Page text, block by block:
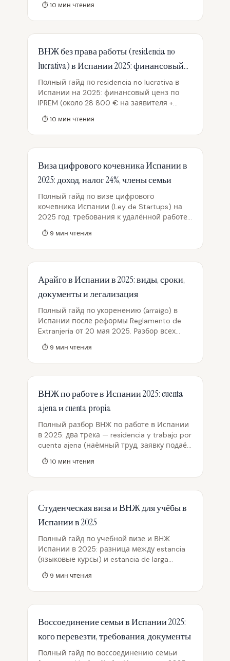
недвижимости, ВНЖ и работы. Пошаговое
получение через cita previa, формы EX-15
актуальными суммами в евро.
⏱ 10 мин чтения
ВНЖ без права работы (residencia no
lucrativa) в Испании 2025: финансовый
ценз, документы, продление
Полный гайд по residencia no lucrativa в
Испании на 2025: финансовый ценз по
IPREM (около 28 800 € на заявителя +
7200 € на каждого члена семьи),
медстраховка без копэя, пакет документов
и подача через консульство (EX-01, modelo
дней проживания, налоговые последствия
(IRPF, modelo 720) и переход на cuenta
ajena/propia или визу цифрового
кочевника после 1 года. Golden Visa
отменена с апреля 2025.
⏱ 10 мин чтения
Виза цифрового кочевника Испании в
2025: доход, налог 24%, члены семьи
Полный гайд по визе цифрового
кочевника Испании (Ley de Startups) на
2025 год: требования к удалённой работе
и доходу (200% SMI, ~2762 €/мес), правила
для наёмных и фрилансеров, налоговый
режим Беккхэма (24% до 600k), два пути
отличия от residencia no lucrativa.
⏱ 9 мин чтения
Арайго в Испании в 2025: виды, сроки,
документы и легализация
Полный гайд по укоренению (arraigo) в
Испании после реформы Reglamento de
Extranjería от 20 мая 2025. Разбор всех
пяти видов — social, sociolaboral,
socioformativo, familiar и нового arraigo de
segunda oportunidad: срок проживания (2
перечень документов (EX-10, modelo 790
052 ~38,28 €, informe de arraigo),
легализация после нелегального
пребывания.
⏱ 9 мин чтения
ВНЖ по работе в Испании 2025: cuenta
ajena и cuenta propia
Полный разбор ВНЖ по работе в Испании
в 2025: два трека — residencia y trabajo por
cuenta ajena (наёмный труд, заявку подаёт
работодатель) и por cuenta propia
(самозанятость с бизнес-планом).
Требования к работнику, контракту и
Cobertura от SEPE, новшества RD 1155/2024
(в силе с 20.05.2025), переходы со
студенческого статуса и arraigo, условия
продления и частые ошибки.
⏱ 10 мин чтения
Студенческая виза и ВНЖ для учёбы в
Испании в 2025
Полный гайд по учебной визе и ВНЖ
Испании в 2025: разница между estancia
(языковые курсы) и estancia de larga
duración (высшее образование),
финансовые требования по IPREM (600€/
мес), медстраховка, оформление NIE и TIE,
после диплома с учётом нового
регламента от 20 мая 2025.
⏱ 9 мин чтения
Воссоединение семьи в Испании 2025:
кого перевезти, требования, документы
Полный гайд по воссоединению семьи